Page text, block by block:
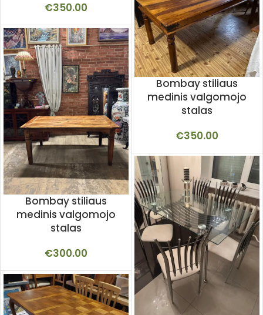
€350.00
Bombay stiliaus
medinis valgomojo
stalas
€350.00
Bombay stiliaus
medinis valgomojo
stalas
€300.00